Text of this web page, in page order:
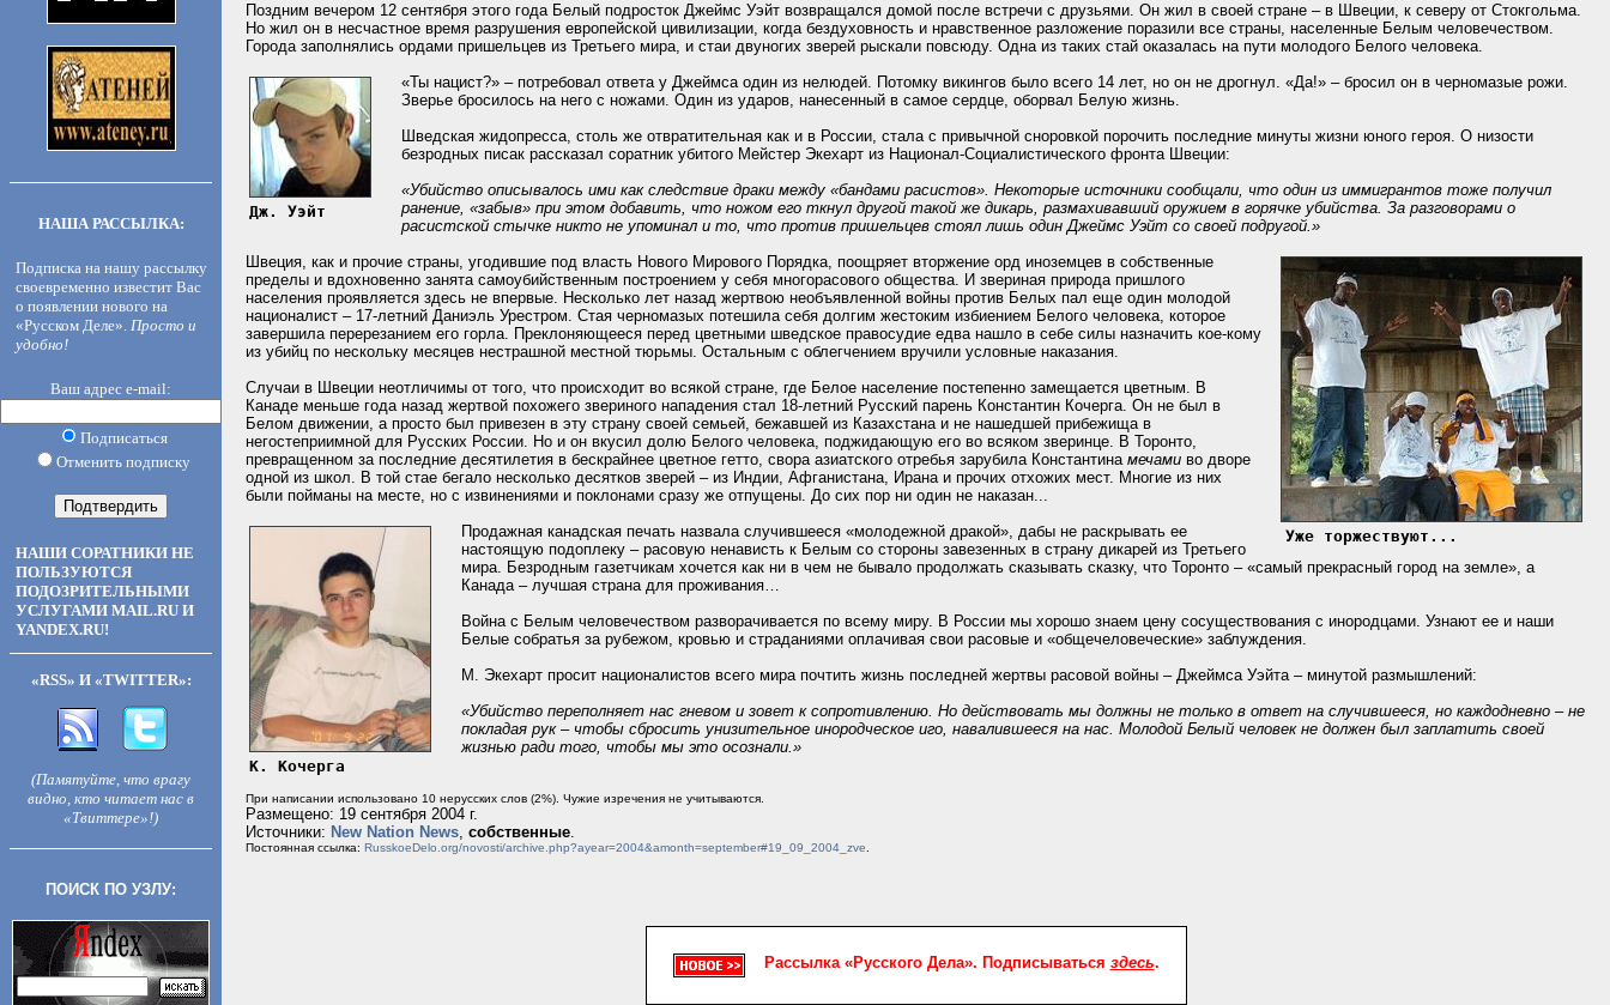
НАША РАССЫЛКА:
Подписка на нашу рассылку
своевременно известит Вас
о появлении нового на
«Русском Деле». Просто и
удобно!
Ваш адрес e-mail:
Подписаться
Отменить подписку
НАШИ СОРАТНИКИ НЕ
ПОЛЬЗУЮТСЯ
ПОДОЗРИТЕЛЬНЫМИ
УСЛУГАМИ MAIL.RU И
YANDEX.RU!
«RSS» И «TWITTER»:
(Памятуйте, что врагу
видно, кто читает нас в
«Твиттере»!)
ПОИСК ПО УЗЛУ:
Поздним вечером 12 сентября этого года Белый подросток Джеймс Уэйт возвращался домой после встречи с друзьями. Он жил в своей стране – в Швеции, к северу от Стокгольма.
Но жил он в несчастное время разрушения европейской цивилизации, когда бездуховность и нравственное разложение поразили все страны, населенные Белым человечеством.
Города заполнялись ордами пришельцев из Третьего мира, и стаи двуногих зверей рыскали повсюду. Одна из таких стай оказалась на пути молодого Белого человека.
Дж. Уэйт
«Ты нацист?» – потребовал ответа у Джеймса один из нелюдей. Потомку викингов было всего 14 лет, но он не дрогнул. «Да!» – бросил он в черномазые рожи.
Зверье бросилось на него с ножами. Один из ударов, нанесенный в самое сердце, оборвал Белую жизнь.
Шведская жидопресса, столь же отвратительная как и в России, стала с привычной сноровкой порочить последние минуты жизни юного героя. О низости
безродных писак рассказал соратник убитого Мейстер Экехарт из Национал-Социалистического фронта Швеции:
«Убийство описывалось ими как следствие драки между «бандами расистов». Некоторые источники сообщали, что один из иммигрантов тоже получил
ранение, «забыв» при этом добавить, что ножом его ткнул другой такой же дикарь, размахивавший оружием в горячке убийства. За разговорами о
расистской стычке никто не упоминал и то, что против пришельцев стоял лишь один Джеймс Уэйт со своей подругой.»
Уже торжествуют...
Швеция, как и прочие страны, угодившие под власть Нового Мирового Порядка, поощряет вторжение орд иноземцев в собственные
пределы и вдохновенно занята самоубийственным построением у себя многорасового общества. И звериная природа пришлого
населения проявляется здесь не впервые. Несколько лет назад жертвою необъявленной войны против Белых пал еще один молодой
националист – 17-летний Даниэль Урестром. Стая черномазых потешила себя долгим жестоким избиением Белого человека, которое
завершила перерезанием его горла. Преклоняющееся перед цветными шведское правосудие едва нашло в себе силы назначить кое-кому
из убийц по нескольку месяцев нестрашной местной тюрьмы. Остальным с облегчением вручили условные наказания.
Случаи в Швеции неотличимы от того, что происходит во всякой стране, где Белое население постепенно замещается цветным. В
Канаде меньше года назад жертвой похожего звериного нападения стал 18-летний Русский парень Константин Кочерга. Он не был в
Белом движении, а просто был привезен в эту страну своей семьей, бежавшей из Казахстана и не нашедшей прибежища в
негостеприимной для Русских России. Но и он вкусил долю Белого человека, поджидающую его во всяком зверинце. В Торонто,
превращенном за последние десятилетия в бескрайнее цветное гетто, свора азиатского отребья зарубила Константина мечами во дворе
одной из школ. В той стае бегало несколько десятков зверей – из Индии, Афганистана, Ирана и прочих отхожих мест. Многие из них
были пойманы на месте, но с извинениями и поклонами сразу же отпущены. До сих пор ни один не наказан...
К. Кочерга
Продажная канадская печать назвала случившееся «молодежной дракой», дабы не раскрывать ее
настоящую подоплеку – расовую ненависть к Белым со стороны завезенных в страну дикарей из Третьего
мира. Безродным газетчикам хочется как ни в чем не бывало продолжать сказывать сказку, что Торонто – «самый прекрасный город на земле», а
Канада – лучшая страна для проживания…
Война с Белым человечеством разворачивается по всему миру. В России мы хорошо знаем цену сосуществования с инородцами. Узнают ее и наши
Белые собратья за рубежом, кровью и страданиями оплачивая свои расовые и «общечеловеческие» заблуждения.
М. Экехарт просит националистов всего мира почтить жизнь последней жертвы расовой войны – Джеймса Уэйта – минутой размышлений:
«Убийство переполняет нас гневом и зовет к сопротивлению. Но действовать мы должны не только в ответ на случившееся, но каждодневно – не
покладая рук – чтобы сбросить унизительное инородческое иго, навалившееся на нас. Молодой Белый человек не должен был заплатить своей
жизнью ради того, чтобы мы это осознали.»
При написании использовано 10 нерусских слов (2%). Чужие изречения не учитываются.
Размещено: 19 сентября 2004 г.
Источники: New Nation News, собственные.
Постоянная ссылка: RusskoeDelo.org/novosti/archive.php?ayear=2004&amonth=september#19_09_2004_zve
Рассылка «Русского Дела». Подписываться здесь.